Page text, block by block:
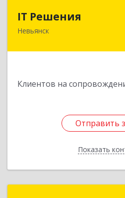
IT Решения
Невьянск
Клиентов на
Отправить
Показать
Отправить
Назад